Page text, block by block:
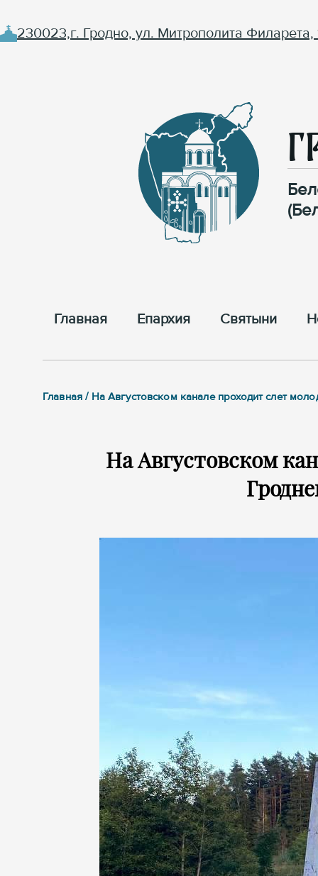
230023,г. Гродно, ул. Митрополита Филарета,
Главная Епархия Cвятыни
Главная / На Августовском канале проходит слет
На Августовском